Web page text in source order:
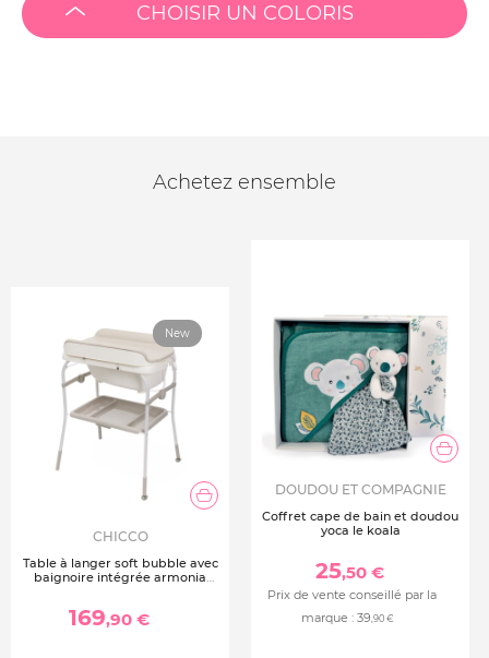
CHOISIR UN COLORIS
Achetez ensemble
New
CHICCO
Table à langer soft bubble avec
baignoire intégrée armonia
169,90 €
DOUDOU ET COMPAGNIE
Coffret cape de bain et doudou
yoca le koala
25,50 €
Prix de vente conseillé par la
marque : 39,90 €